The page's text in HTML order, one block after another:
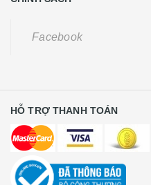
Facebook
HỖ TRỢ THANH TOÁN